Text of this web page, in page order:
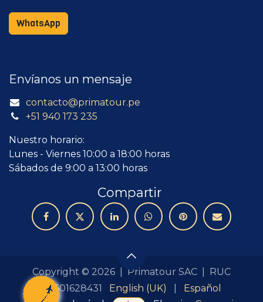
WhatsApp
Envíanos un mensaje
contacto@primatour.pe
+51 940 173 235
Nuestro horario:
Lunes - Viernes 10:00 a 18:00 horas
Sábados de 9:00 a 13:00 horas
Compartir
Copyright © 2026 | Primatour SAC | RUC
20601628431
English (UK)
Español